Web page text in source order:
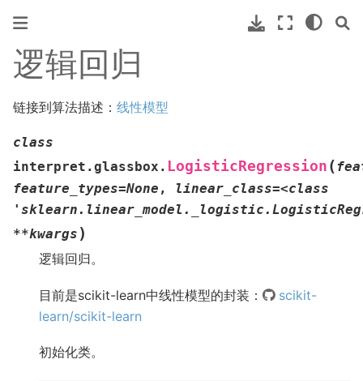
逻辑回归
链接到算法描述： 线性模型
class
interpret.glassbox. LogisticRegression (
feature_types=None ,
linear_class=<class
**kwargs )
逻辑回归。
目前是scikit-learn中线性模型的封装：
scikit-
learn/scikit-learn
初始化类。